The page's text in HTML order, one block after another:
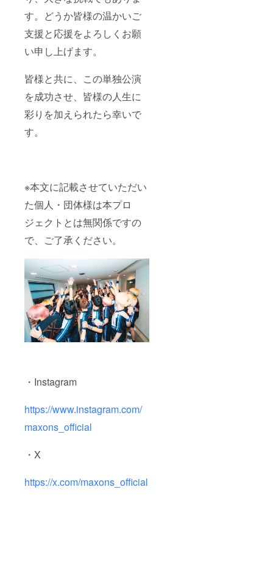
す。どうか皆様の温かいご
支援と応援をよろしくお願
い申し上げます。
皆様と共に、この単独公演
を成功させ、皆様の人生に
彩りを加えられたら幸いで
す。
※本文に記載させていただい
た個人・団体様は本プロ
ジェクトとは無関係ですの
で、ご了承ください。
・Instagram
https://www.instagram.com/
maxons_official
・X
https://x.com/maxons_official